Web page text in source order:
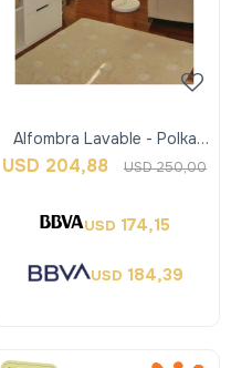
Alfombra Lavable - Polka
Dots - Lorena Canals
USD 204,88 USD250,00
USD 174,15
USD 184,39